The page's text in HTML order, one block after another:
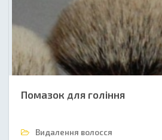
Помазок для гоління
Видалення волосся